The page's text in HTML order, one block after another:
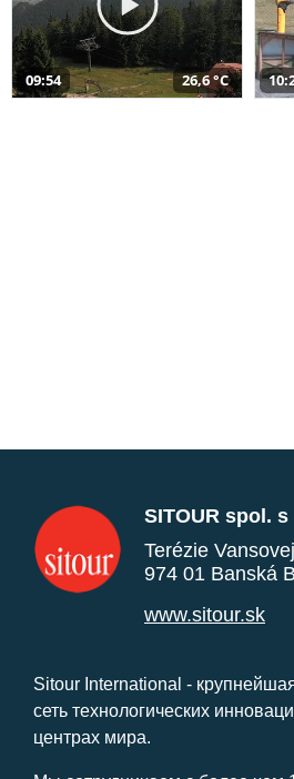
09:54 26,6 °C
SITOUR spol. s
Terézie
974 01 Banská
www.sitour.sk
Sitour International -
сеть технологических
центрах мира.